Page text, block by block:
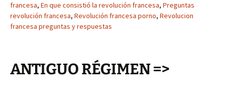
francesa, En que consistió la revolución francesa, Preguntas
revolución francesa, Revolución francesa porno, Revolucion
francesa preguntas y respuestas
ANTIGUO RÉGIMEN =>